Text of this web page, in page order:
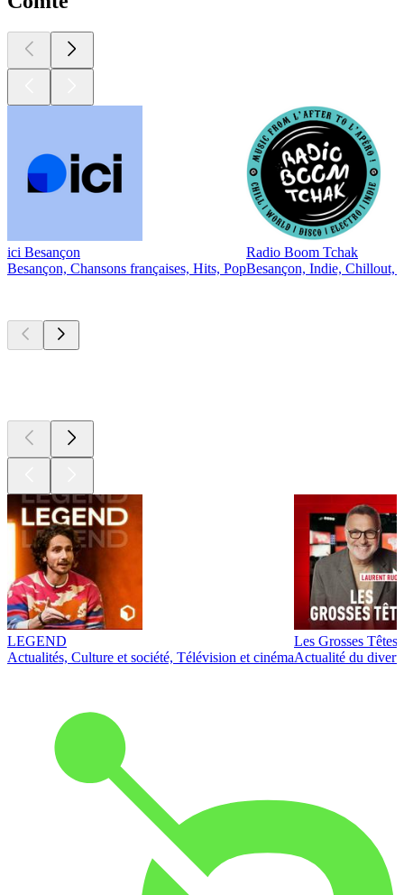
ici Besançon
Besançon, Chansons françaises, Hits, Pop
Radio Boom Tchak
Besançon, Indie, Chillout,
LEGEND
Actualités, Culture et société, Télévision et cinéma
Les Grosses Têtes
Actualité du